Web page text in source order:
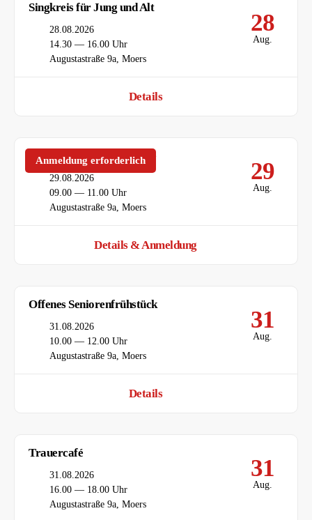
28
Aug.
Singkreis für Jung und Alt
Datum
28.08.2026
Uhrzeit
14.30 — 16.00 Uhr
Ort
Augustastraße 9a, Moers
Details
Anmeldung erforderlich 29
Aug.
Deutsch als Fremdsprache
Datum
29.08.2026
Uhrzeit
09.00 — 11.00 Uhr
Ort
Augustastraße 9a, Moers
Details & Anmeldung
31
Aug.
Offenes Seniorenfrühstück
Datum
31.08.2026
Uhrzeit
10.00 — 12.00 Uhr
Ort
Augustastraße 9a, Moers
Details
31
Aug.
Trauercafé
Datum
31.08.2026
Uhrzeit
16.00 — 18.00 Uhr
Ort
Augustastraße 9a, Moers